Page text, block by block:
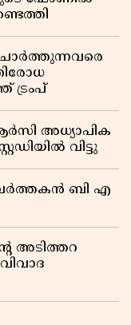
ട്രംപ്
അധ്യാപിക
വിട്ടു
ബി എ
അടിത്തറ